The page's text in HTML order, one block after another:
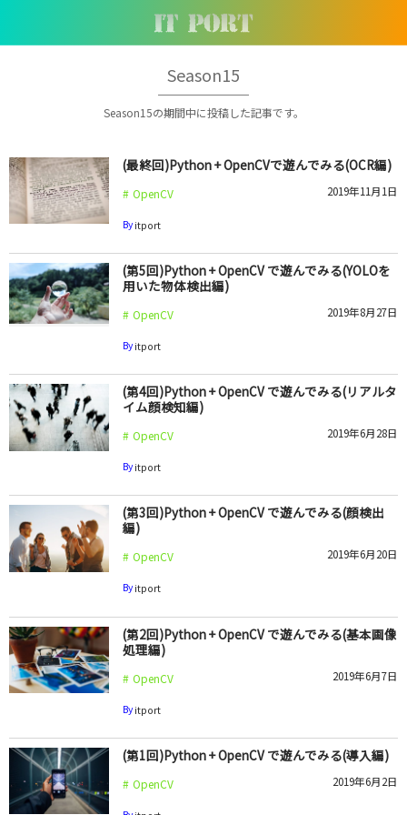
Season15
Season15の期間中に投稿した記事です。
(最終回)Python + OpenCVで遊んでみる(OCR編)
OpenCV 2019年11月1日
Byitport
(第5回)Python + OpenCV で遊んでみる(YOLOを
用いた物体検出編)
OpenCV 2019年8月27日
Byitport
(第4回)Python + OpenCV で遊んでみる(リアルタ
イム顔検知編)
OpenCV 2019年6月28日
Byitport
(第3回)Python + OpenCV で遊んでみる(顔検出
編)
OpenCV 2019年6月20日
Byitport
(第2回)Python + OpenCV で遊んでみる(基本画像
処理編)
OpenCV 2019年6月7日
Byitport
(第1回)Python + OpenCV で遊んでみる(導入編)
OpenCV 2019年6月2日